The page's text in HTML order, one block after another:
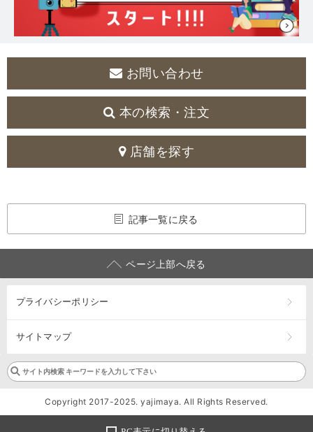
お問い合わせ
本の検索・注文
店舗を探す
記事一覧に戻る
ページ上部へ戻る
プライバシーポリシー
サイトマップ
Copyright 2017-2025. yajimaya. All Rights Reserved.